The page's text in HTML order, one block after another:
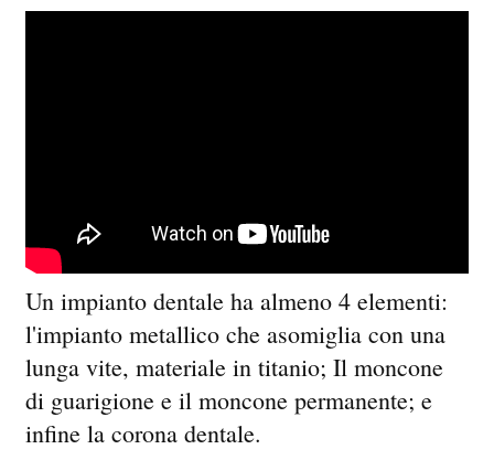
Un impianto dentale ha almeno 4 elementi:
l'impianto metallico che asomiglia con una
lunga vite, materiale in titanio; Il moncone
di guarigione e il moncone permanente; e
infine la corona dentale.